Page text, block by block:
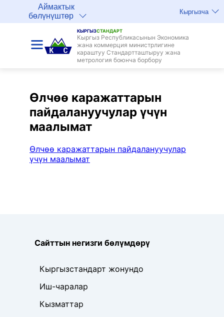
Аймактык
бөлүнүштөр
Кыргызча
КЫРГЫЗСТАНДАРТ
Кыргыз Республикасынын Экономика
жана коммерция министрлигине
караштуу Стандартташтыруу жана
метрология боюнча борбору
Өлчөө каражаттарын
пайдалануучулар үчүн
маалымат
Өлчөө каражаттарын пайдалануучулар
үчүн маалымат
Сайттын негизги бөлүмдөрү
Кыргызстандарт жонундо
Иш-чаралар
Кызматтар